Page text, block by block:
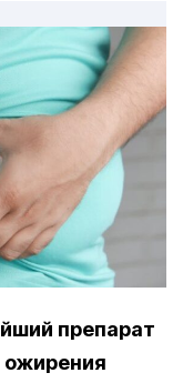
препарат
ожирения